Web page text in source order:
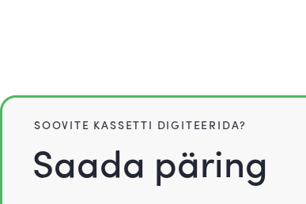
SOOVITE KASSETTI DIGITEERIDA?
Saada päring